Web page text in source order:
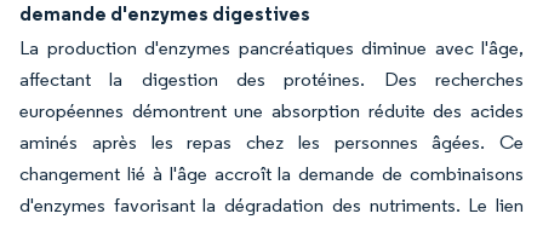
demande d'enzymes digestives
La production d'enzymes pancréatiques diminue avec l'âge,
affectant la digestion des protéines. Des recherches
européennes démontrent une absorption réduite des acides
aminés après les repas chez les personnes âgées. Ce
changement lié à l'âge accroît la demande de combinaisons
d'enzymes favorisant la dégradation des nutriments. Le lien